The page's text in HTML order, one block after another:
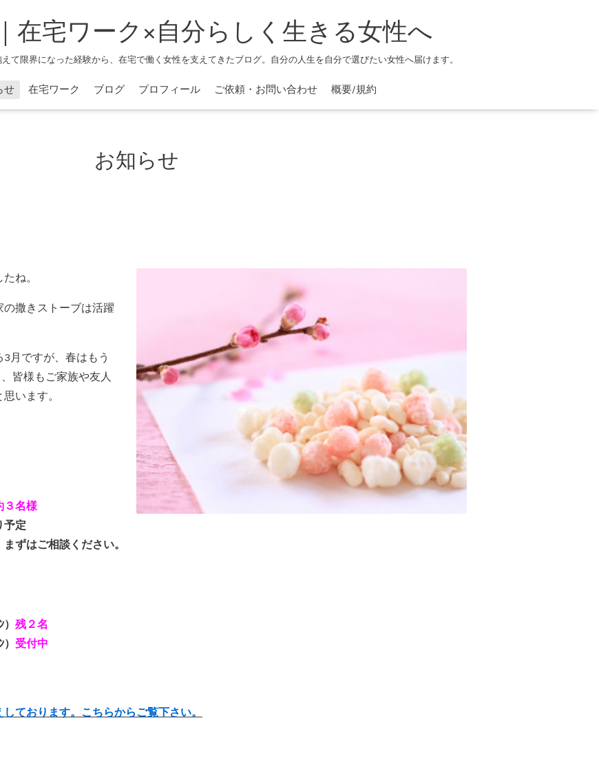
在宅ワーク×自分らしく生きる女性へ
て限界になった経験から、在宅で働く女性を支えてきたブログ。自分の人生を自分で選びたい女性へ届けます。
せ 在宅ワーク ブログ プロフィール ご依頼・お問い合わせ 概要/規約
お知らせ
ね。
の撒きストーブは活躍
月ですが、春はもう
皆様もご家族や友人
います。
３名様
定
ずはご相談ください。
残２名
受付中
ております。こちらからご覧下さい。